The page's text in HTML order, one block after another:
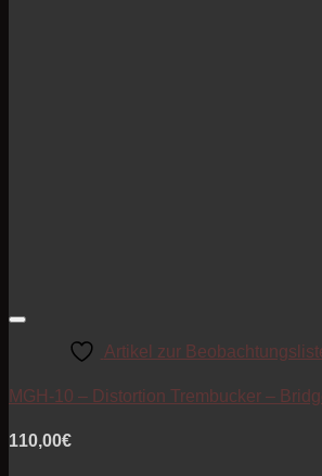
Artikel zur
MGH-10 – Distortion Trembucker –
110,00€